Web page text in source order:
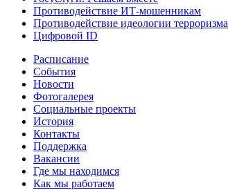
Противодействие ИТ-мошенникам
Противодействие идеологии терроризма
Цифровой ID
Расписание
События
Новости
Фотогалерея
Социальные проекты
История
Контакты
Поддержка
Вакансии
Где мы находимся
Как мы работаем